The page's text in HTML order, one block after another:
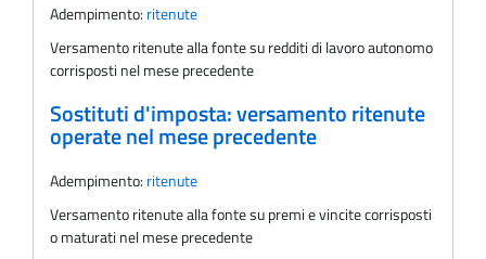
Adempimento: ritenute
Versamento ritenute alla fonte su redditi di lavoro autonomo
corrisposti nel mese precedente
Sostituti d'imposta: versamento ritenute
operate nel mese precedente
Adempimento: ritenute
Versamento ritenute alla fonte su premi e vincite corrisposti
o maturati nel mese precedente